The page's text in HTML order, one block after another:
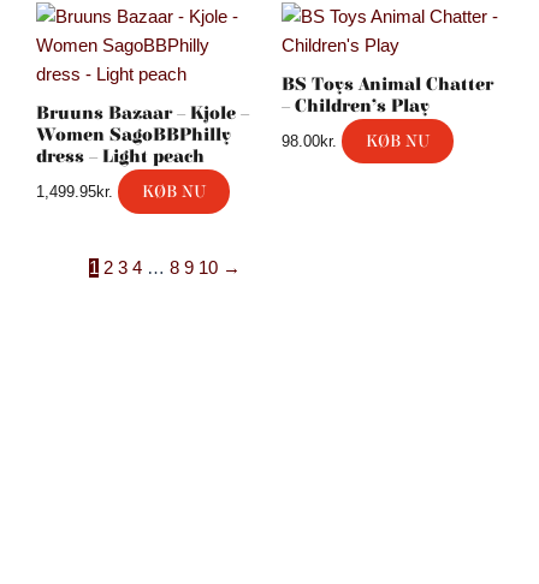
Bruuns Bazaar – Kjole –
Women SagoBBPhilly
dress – Light peach
1,499.95kr. KØB NU
BS Toys Animal Chatter
– Children’s Play
98.00kr. KØB NU
1 2 3 4 … 8 9 10 →